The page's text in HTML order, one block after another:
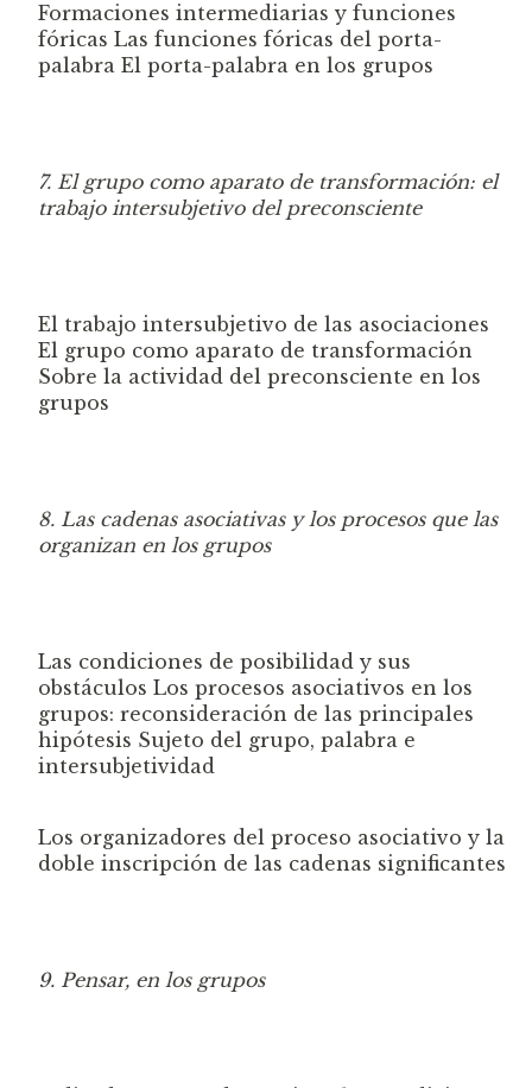
Formaciones intermediarias y funciones
fóricas Las funciones fóricas del porta-
palabra El porta-palabra en los grupos
7. El grupo como aparato de transformación: el
trabajo intersubjetivo del preconsciente
El trabajo intersubjetivo de las asociaciones
El grupo como aparato de transformación
Sobre la actividad del preconsciente en los
grupos
8. Las cadenas asociativas y los procesos que las
organizan en los grupos
Las condiciones de posibilidad y sus
obstáculos Los procesos asociativos en los
grupos: reconsideración de las principales
hipótesis Sujeto del grupo, palabra e
intersubjetividad
Los organizadores del proceso asociativo y la
doble inscripción de las cadenas significantes
9. Pensar, en los grupos